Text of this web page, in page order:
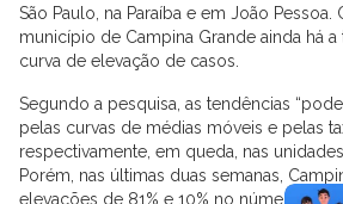
São Paulo, na Paraíba e em João Pessoa.
município de Campina Grande ainda há a
curva de elevação de casos.
Segundo a pesquisa, as tendências
pelas curvas de médias móveis e pelas
respectivamente, em queda, nas
Porém, nas últimas duas semanas,
elevações de 81% e 10% no número de